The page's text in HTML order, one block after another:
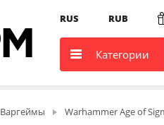
RUS RUB
Категории
Варгеймы Warhammer Age of